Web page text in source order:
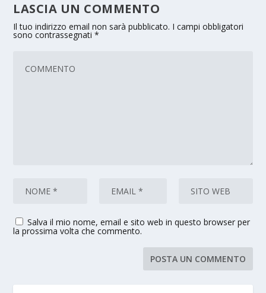
LASCIA UN COMMENTO
Il tuo indirizzo email non sarà pubblicato. I campi obbligatori
sono contrassegnati*
Salva il mio nome, email e sito web in questo browser per
la prossima volta che commento.